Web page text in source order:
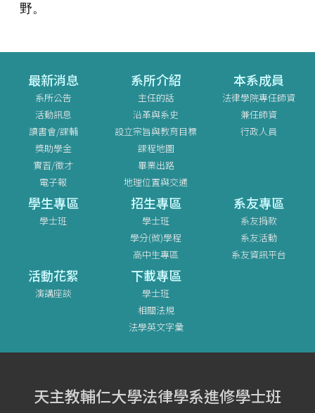
野。
最新消息
系所公告
活動訊息
讀書會/課輔
獎助學金
實習/徵才
電子報
系所介紹
主任的話
沿革與系史
設立宗旨與教育目標
課程地圖
畢業出路
地理位置與交通
本系成員
法律學院專任師資
兼任師資
行政人員
學生專區
學士班
招生專區
學士班
學分(微)學程
高中生專區
系友專區
系友捐款
系友活動
系友資訊平台
活動花絮
演講座談
下載專區
學士班
相關法規
法學英文字彙
天主教輔仁大學法律學系進修學士班